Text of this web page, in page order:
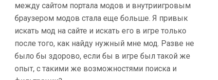
между сайтом портала модов и внутриигровым
браузером модов стала еще больше. Я привык
искать мод на сайте и искать его в игре только
после того, как найду нужный мне мод. Разве не
было бы здорово, если бы в игре был такой же
опыт, с такими же возможностями поиска и